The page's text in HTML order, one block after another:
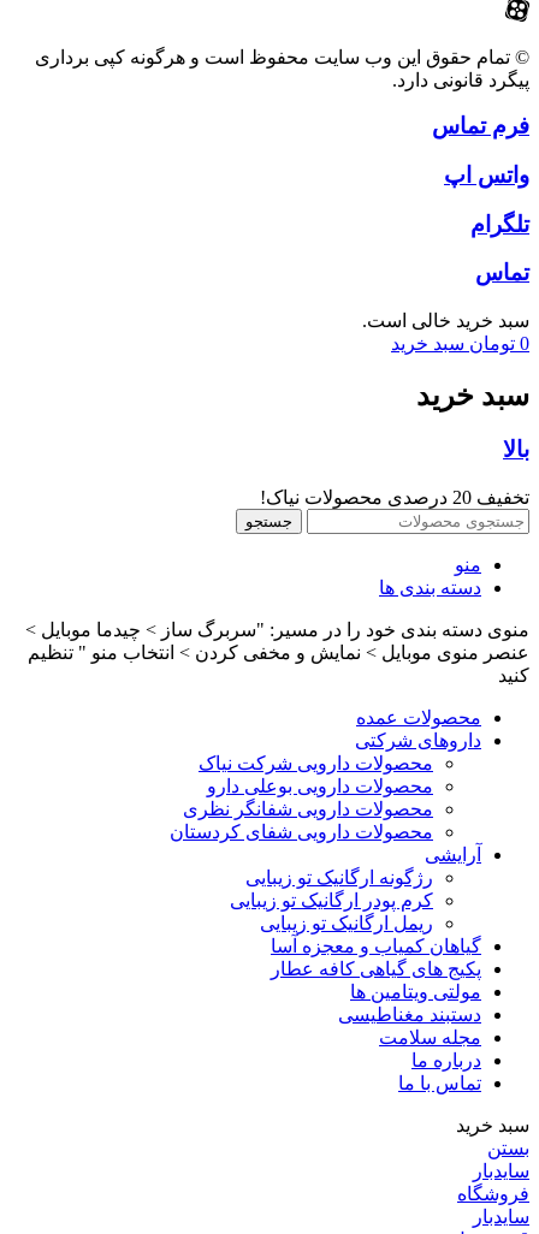
© تمام حقوق این وب سایت محفوظ است و هرگونه کپی برداری
پیگرد قانونی دارد.
فرم تماس
واتس اپ
تلگرام
تماس
سبد خرید خالی است.
0 تومان سبد خرید
سبد خرید
بالا
تخفیف 20 درصدی محصولات نیاک!
جستجو
منو
دسته بندی ها
منوی دسته بندی خود را در مسیر: "سربرگ ساز > چیدما موبایل >
عنصر منوی موبایل > نمایش و مخفی کردن > انتخاب منو " تنظیم
کنید
محصولات عمده
داروهای شرکتی
محصولات دارویی شرکت نیاک
محصولات دارویی بوعلی دارو
محصولات دارویی شفانگر نظری
محصولات دارویی شفای کردستان
آرایشی
رژگونه ارگانیک تو زیبایی
کرم پودر ارگانیک تو زیبایی
ریمل ارگانیک تو زیبایی
گیاهان کمیاب و معجزه آسا
پکیج های گیاهی کافه عطار
مولتی ویتامین ها
دستبند مغناطیسی
مجله سلامت
درباره ما
تماس با ما
سبد خرید
بستن
سایدبار
فروشگاه
سایدبار